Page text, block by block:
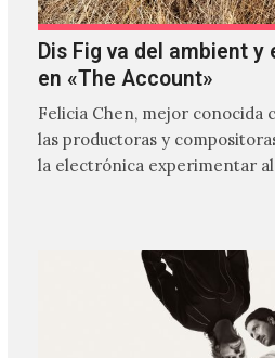
Dis Fig va del ambient y
en «The Account»
Felicia Chen, mejor conocida
las productoras y
la electrónica experimentar